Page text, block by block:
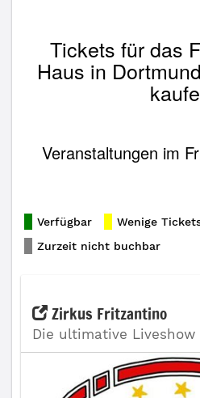
Tickets für das
Haus in
Veranstaltungen im
Verfügbar Wenige
Zurzeit nicht buchbar
Zirkus Fritzantino
Die ultimative Liveshow